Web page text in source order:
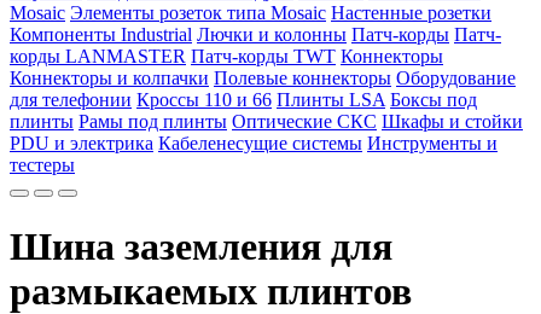
Mosaic Элементы розеток типа Mosaic Настенные розетки
Компоненты Industrial Лючки и колонны Патч-корды Патч-
корды LANMASTER Патч-корды TWT Коннекторы
Коннекторы и колпачки Полевые коннекторы Оборудование
для телефонии Кроссы 110 и 66 Плинты LSA Боксы под
плинты Рамы под плинты Оптические СКС Шкафы и стойки
PDU и электрика Кабеленесущие системы Инструменты и
тестеры
Шина заземления для
размыкаемых плинтов